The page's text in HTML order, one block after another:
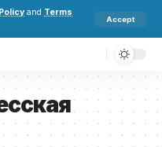
and Terms
Accept